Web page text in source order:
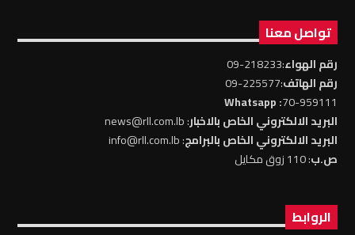
تواصل معنا
رقم الهواء:218233-09
رقم الهاتف:225577-09
70-959111
: Whatsapp
البريد الالكتروني الخاص بالاخبار: news@rll.com.lb
البريد الالكتروني الخاص بالبرامج: info@rll.com.lb
ص.ب: 110 زوق مكايل
الروابط